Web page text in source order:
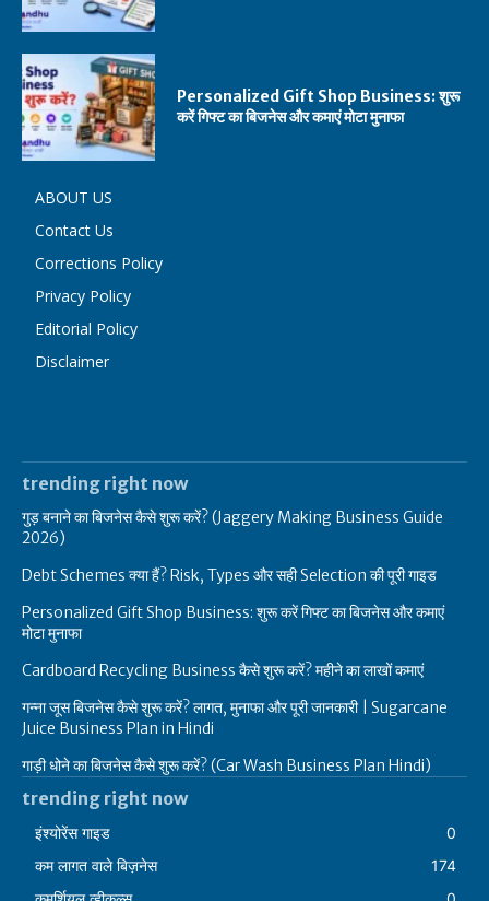
Personalized Gift Shop Business: शुरू
करें गिफ्ट का बिजनेस और कमाएं मोटा मुनाफा
ABOUT US
Contact Us
Corrections Policy
Privacy Policy
Editorial Policy
Disclaimer
trending right now
गुड़ बनाने का बिजनेस कैसे शुरू करें? (Jaggery Making Business Guide
2026)
Debt Schemes क्या हैं? Risk, Types और सही Selection की पूरी गाइड
Personalized Gift Shop Business: शुरू करें गिफ्ट का बिजनेस और कमाएं
मोटा मुनाफा
Cardboard Recycling Business कैसे शुरू करें? महीने का लाखों कमाएं
गन्ना जूस बिजनेस कैसे शुरू करें? लागत, मुनाफा और पूरी जानकारी | Sugarcane
Juice Business Plan in Hindi
गाड़ी धोने का बिजनेस कैसे शुरू करें? (Car Wash Business Plan Hindi)
trending right now
इंश्योरेंस गाइड
0
कम लागत वाले बिज़नेस
174